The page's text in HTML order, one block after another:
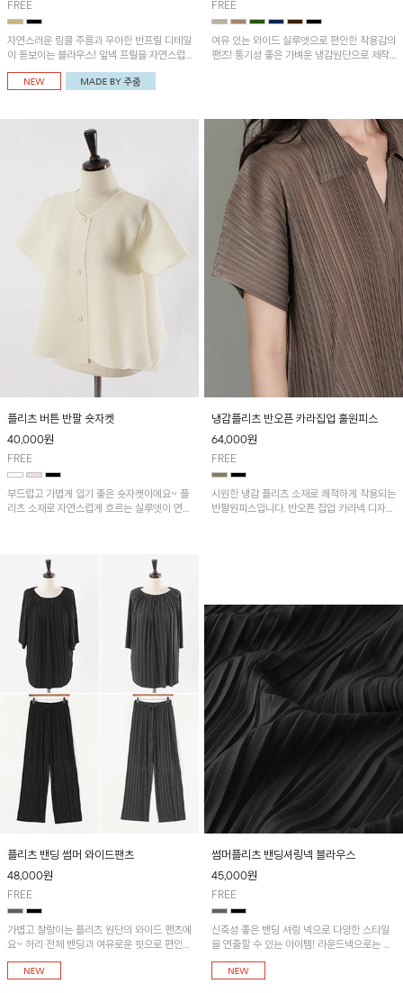
FREE
자연스러운 링클 주름과 우아한 반프릴 디테일
이 돋보이는 블라우스! 앞넥 프릴을 자연스럽
게 내려 여성스러운 무드로 연출하거나, 어깨
옆 단추에 걸어 세련된 카울넥 스타일로 연출
FREE
여유 있는 와이드 실루엣으로 편안한 착용감의
팬츠! 통기성 좋은 가벼운 냉감원단으로 제작
플리츠 버튼 반팔 숏자켓
40,000원
FREE
부드럽고 가볍게 입기 좋은 숏자켓이에요~ 플
리츠 소재로 자연스럽게 흐르는 실루엣이 연출
냉감플리츠 반오픈 카라집업 훌원피스
64,000원
FREE
시원한 냉감 플리츠 소재로 쾌적하게 착용되는
반팔원피스입니다. 반오픈 집업 카라넥 디자인
플리츠 밴딩 썸머 와이드팬츠
48,000원
FREE
가볍고 찰랑이는 플리츠 원단의 와이드 팬츠에
요~ 허리 전체 밴딩과 여유로운 핏으로 편안한
착용감이에요! 썸머플리츠 밴딩셔링넥 블라우
스와 함께 코디하시는 걸 추천드려요~
썸머플리츠 밴딩셔링넥 블라우스
45,000원
FREE
신축성 좋은 밴딩 셔링 넥으로 다양한 스타일
을 연출할 수 있는 아이템! 라운드넥으로는 편
안한 데일리룩을, 오프숄더로는 여성스럽고 세
련된 무드를 연출할 수 있습니다. 플리츠 밴딩